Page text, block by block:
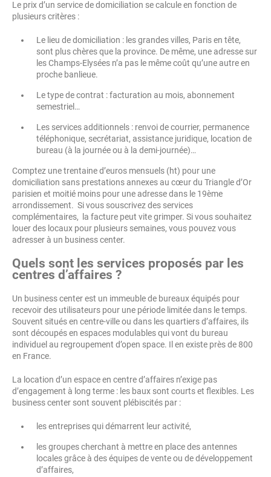
Le prix d’un service de domiciliation se calcule en fonction de
plusieurs critères :
Le lieu de domiciliation : les grandes villes, Paris en tête,
sont plus chères que la province. De même, une adresse sur
les Champs-Elysées n’a pas le même coût qu’une autre en
proche banlieue.
Le type de contrat : facturation au mois, abonnement
semestriel…
Les services additionnels : renvoi de courrier, permanence
téléphonique, secrétariat, assistance juridique, location de
bureau (à la journée ou à la demi-journée)…
Comptez une trentaine d’euros mensuels (ht) pour une
domiciliation sans prestations annexes au cœur du Triangle d’Or
parisien et moitié moins pour une adresse dans le 19ème
arrondissement. Si vous souscrivez des services
complémentaires, la facture peut vite grimper. Si vous souhaitez
louer des locaux pour plusieurs semaines, vous pouvez vous
adresser à un business center.
Quels sont les services proposés par les
centres d’affaires ?
Un business center est un immeuble de bureaux équipés pour
recevoir des utilisateurs pour une période limitée dans le temps.
Souvent situés en centre-ville ou dans les quartiers d’affaires, ils
sont découpés en espaces modulables qui vont du bureau
individuel au regroupement d’open space. Il en existe près de 800
en France.
La location d’un espace en centre d’affaires n’exige pas
d’engagement à long terme : les baux sont courts et flexibles. Les
business center sont souvent plébiscités par :
les entreprises qui démarrent leur activité,
les groupes cherchant à mettre en place des antennes
locales grâce à des équipes de vente ou de développement
d’affaires,